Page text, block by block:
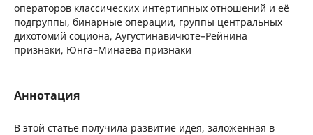
операторов классических интертипных отношений и её
подгруппы, бинарные операции, группы центральных
дихотомий социона, Аугустинавичюте–Рейнина
признаки, Юнга–Минаева признаки
Аннотация
В этой статье получила развитие идея, заложенная в